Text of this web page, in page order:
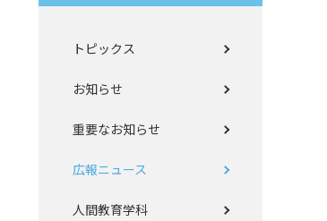
トピックス
お知らせ
重要なお知らせ
広報ニュース
人間教育学科